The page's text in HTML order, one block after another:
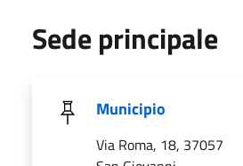
Sede principale
Municipio
Via Roma, 18, 37057